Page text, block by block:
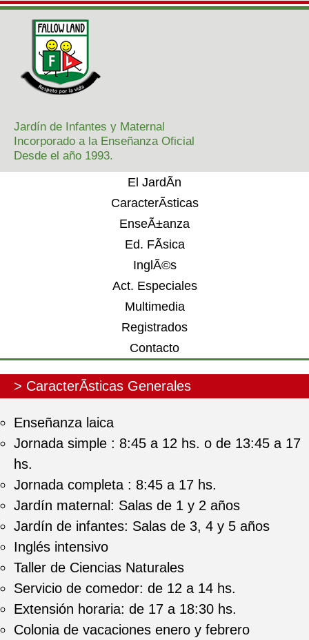
Jardín de Infantes y Maternal
Incorporado a la Enseñanza Oficial
Desde el año 1993.
El JardÃ­n
CaracterÃ­sticas
EnseÃ±anza
Ed. FÃ­sica
InglÃ©s
Act. Especiales
Multimedia
Registrados
Contacto
> CaracterÃ­sticas Generales
Enseñanza laica
Jornada simple : 8:45 a 12 hs. o de 13:45 a 17
hs.
Jornada completa : 8:45 a 17 hs.
Jardín maternal: Salas de 1 y 2 años
Jardín de infantes: Salas de 3, 4 y 5 años
Inglés intensivo
Taller de Ciencias Naturales
Servicio de comedor: de 12 a 14 hs.
Extensión horaria: de 17 a 18:30 hs.
Colonia de vacaciones enero y febrero